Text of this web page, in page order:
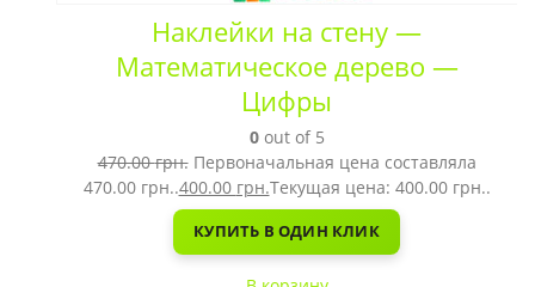
Наклейки на стену —
Математическое дерево —
Цифры
0out of 5
470.00грн. Первоначальная цена составляла
470.00 грн..400.00 грн.Текущая цена: 400.00 грн..
КУПИТЬ В ОДИН КЛИК